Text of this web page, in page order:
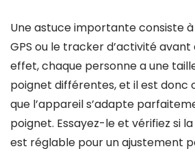
Une astuce importante consiste
GPS ou le tracker d’activité avant
effet, chaque personne a une
poignet différentes, et il est donc
que l’appareil s’adapte
poignet. Essayez-le et vérifiez si
est réglable pour un ajustement